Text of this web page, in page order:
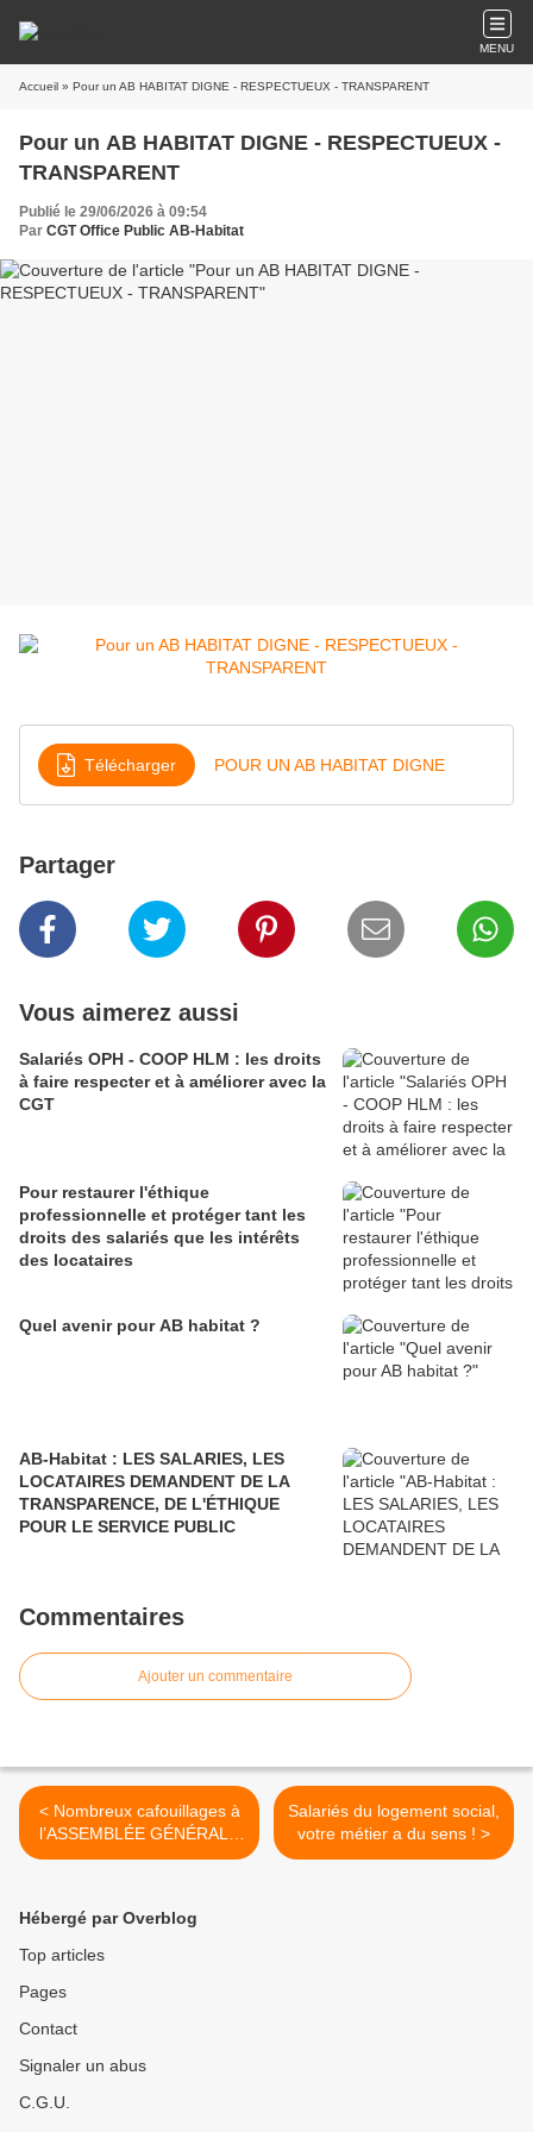
MENU
Accueil » Pour un AB HABITAT DIGNE - RESPECTUEUX - TRANSPARENT
Pour un AB HABITAT DIGNE - RESPECTUEUX -
TRANSPARENT
Publié le 29/06/2026 à 09:54
Par CGT Office Public AB-Habitat
Télécharger POUR UN AB HABITAT DIGNE
Partager
Vous aimerez aussi
Salariés OPH - COOP HLM : les droits
à faire respecter et à améliorer avec la
CGT
Pour restaurer l'éthique
professionnelle et protéger tant les
droits des salariés que les intérêts
des locataires
Quel avenir pour AB habitat ?
AB-Habitat : LES SALARIES, LES
LOCATAIRES DEMANDENT DE LA
TRANSPARENCE, DE L'ÉTHIQUE
POUR LE SERVICE PUBLIC
Commentaires
Ajouter un commentaire
< Nombreux cafouillages à
l’ASSEMBLÉE GÉNÉRALE
AB-HABITAT
Salariés du logement social,
votre métier a du sens ! >
Hébergé par Overblog
Top articles
Pages
Contact
Signaler un abus
C.G.U.